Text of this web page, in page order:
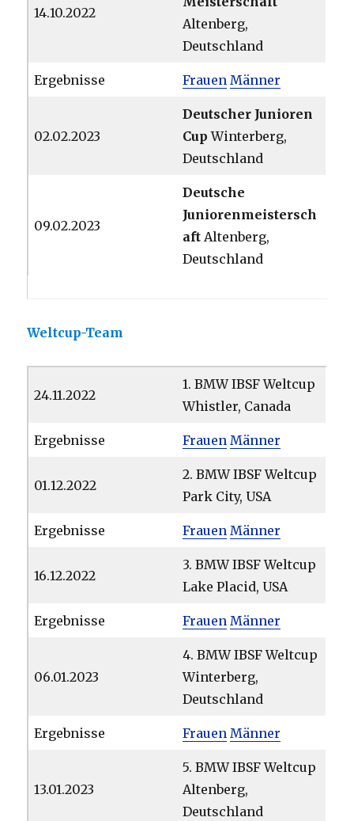
14.10.2022
Altenberg,
Deutschland
Ergebnisse Frauen Männer
02.02.2023
Deutscher Junioren
Cup Winterberg,
Deutschland
09.02.2023
Deutsche
Juniorenmeistersch
aft Altenberg,
Deutschland
Weltcup-Team
24.11.2022
1. BMW IBSF Weltcup
Whistler, Canada
Ergebnisse Frauen Männer
01.12.2022
2. BMW IBSF Weltcup
Park City, USA
Ergebnisse Frauen Männer
16.12.2022
3. BMW IBSF Weltcup
Lake Placid, USA
Ergebnisse Frauen Männer
06.01.2023
4. BMW IBSF Weltcup
Winterberg,
Deutschland
Ergebnisse Frauen Männer
13.01.2023
5. BMW IBSF Weltcup
Altenberg,
Deutschland